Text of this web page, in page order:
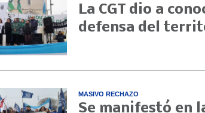
La CGT dio a
defensa del
MASIVO RECHAZO
Se manifestó en